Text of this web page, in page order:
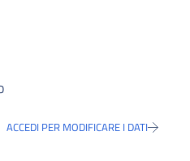
ACCEDI PER MODIFICARE I DATI